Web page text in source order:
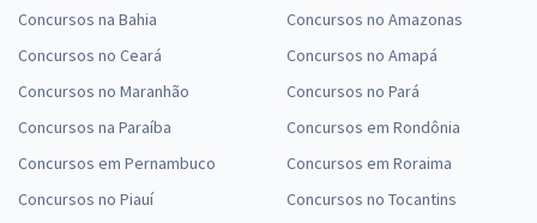
Concursos na Bahia
Concursos no Ceará
Concursos no Maranhão
Concursos na Paraíba
Concursos em Pernambuco
Concursos no Piauí
Concursos no Amazonas
Concursos no Amapá
Concursos no Pará
Concursos em Rondônia
Concursos em Roraima
Concursos no Tocantins